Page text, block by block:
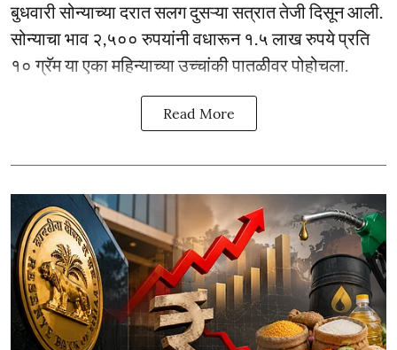
बुधवारी सोन्याच्या दरात सलग दुसऱ्या सत्रात तेजी दिसून आली.
सोन्याचा भाव २,५०० रुपयांनी वधारून १.५ लाख रुपये प्रति
१० ग्रॅम या एका महिन्याच्या उच्चांकी पातळीवर पोहोचला.
Read More